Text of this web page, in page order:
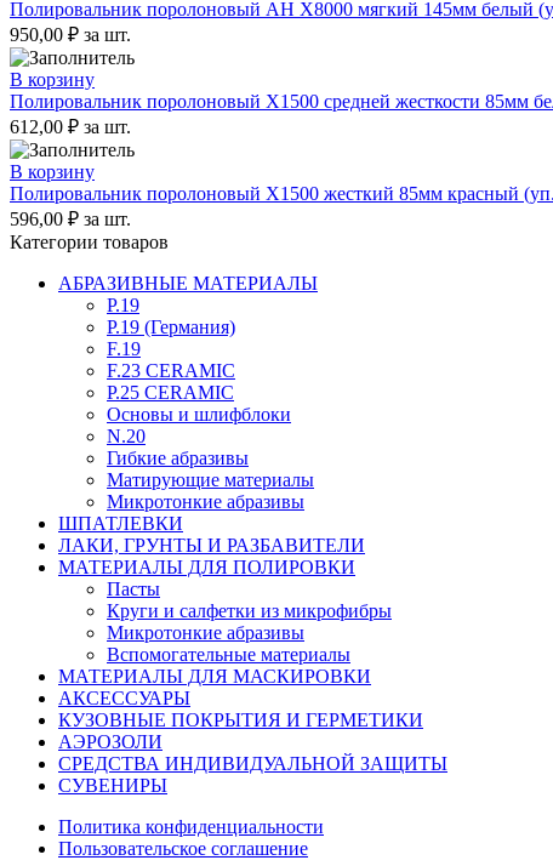
Полировальник поролоновый AH X8000 мягкий 145мм белый
950,00 ₽ за шт.
В корзину
Полировальник поролоновый X1500 средней жесткости 85мм
612,00 ₽ за шт.
В корзину
Полировальник поролоновый X1500 жесткий 85мм красный
596,00 ₽ за шт.
Категории товаров
АБРАЗИВНЫЕ МАТЕРИАЛЫ
P.19
P.19 (Германия)
F.19
F.23 CERAMIC
P.25 CERAMIC
Основы и шлифблоки
N.20
Гибкие абразивы
Матирующие материалы
Микротонкие абразивы
ШПАТЛЕВКИ
ЛАКИ, ГРУНТЫ И РАЗБАВИТЕЛИ
МАТЕРИАЛЫ ДЛЯ ПОЛИРОВКИ
Пасты
Круги и салфетки из микрофибры
Микротонкие абразивы
Вспомогательные материалы
МАТЕРИАЛЫ ДЛЯ МАСКИРОВКИ
АКСЕССУАРЫ
КУЗОВНЫЕ ПОКРЫТИЯ И ГЕРМЕТИКИ
АЭРОЗОЛИ
СРЕДСТВА ИНДИВИДУАЛЬНОЙ ЗАЩИТЫ
СУВЕНИРЫ
Политика конфиденциальности
Пользовательское соглашение